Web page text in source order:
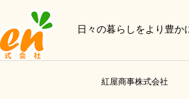
日々の暮らしをより豊か
紅屋商事株式会社